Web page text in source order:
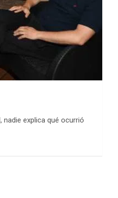
nadie explica qué ocurrió